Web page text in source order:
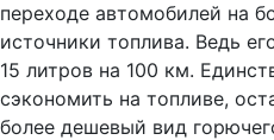
переходе автомобилей на
источники топлива. Ведь
15 литров на 100 км.
сэкономить на топливе,
более дешевый вид